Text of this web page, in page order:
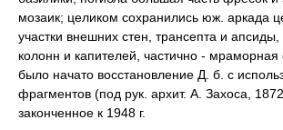
мозаик; целиком сохранились юж. аркада
участки внешних стен, трансепта и
колонн и капителей, частично - мраморная
было начато восстановление Д. б. с
фрагментов (под рук. архит. А. Захоса,
законченное к 1948 г.